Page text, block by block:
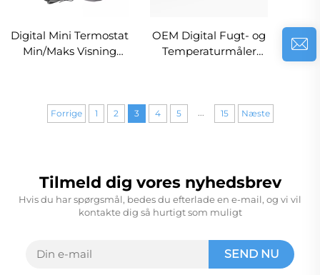
Digital Mini Termostat
Min/Maks Visning
Med Tilhæftning
OEM Digital Fugt- og
Temperaturmåler
Måleinstrument
Forrige 1 2 3 4 5 15 Næste
Tilmeld dig vores nyhedsbrev
Hvis du har spørgsmål, bedes du efterlade en e-mail, og vi vil
kontakte dig så hurtigt som muligt
SEND NU